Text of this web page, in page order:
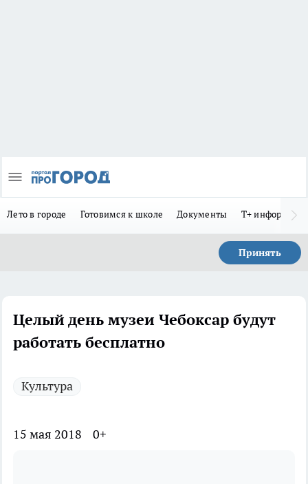
Лето в городе Готовимся к школе Документы Т+
Принять
Целый день музеи Чебоксар будут
работать бесплатно
Культура
15 мая 2018 0+